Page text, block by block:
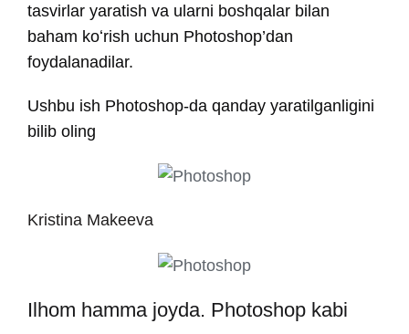
tasvirlar yaratish va ularni boshqalar bilan
baham koʻrish uchun Photoshop’dan
foydalanadilar.
Ushbu ish Photoshop-da qanday yaratilganligini
bilib oling
Kristina Makeeva
Ilhom hamma joyda. Photoshop kabi